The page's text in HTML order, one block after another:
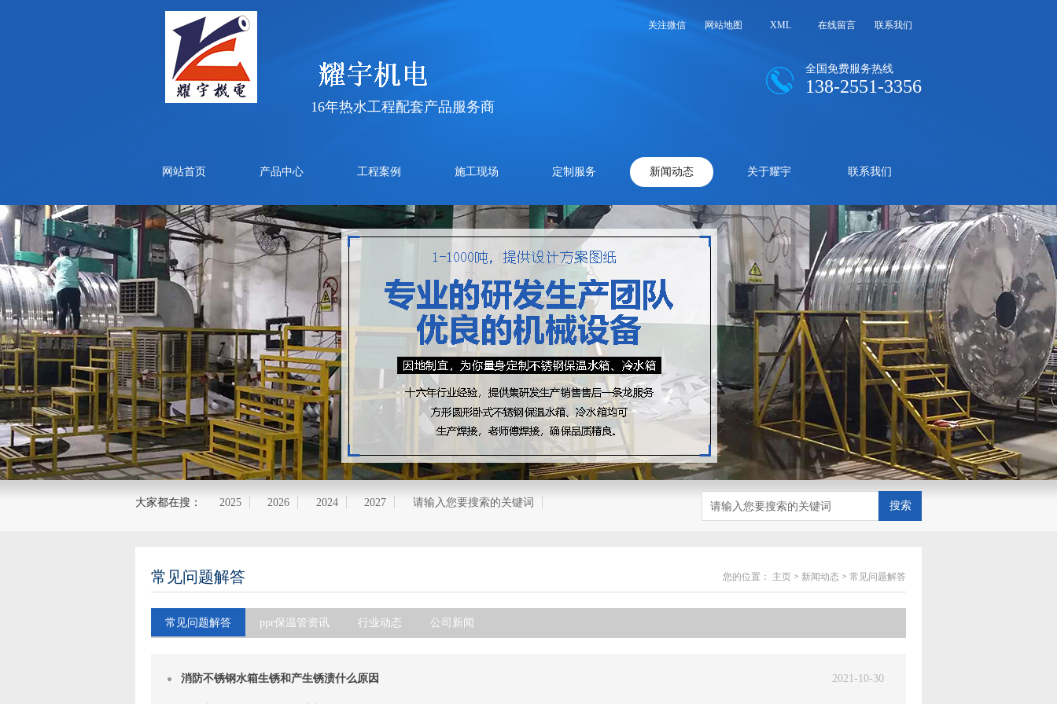
16年热水工程配套产品服务商
关注微信 网站地图 XML 在线留言 联系我们
全国免费服务热线
138-2551-3356
网站首页 产品中心 工程案例 施工现场 定制服务 新闻动态 关于耀宇 联系我们
大家都在搜： 2025 2026 2024 2027 请输入您要搜索的关键词 搜索
常见问题解答 您的位置： 主页 > 新闻动态 > 常见问题解答
常见问题解答 ppr保温管资讯 行业动态 公司新闻
2021-10-30
消防不锈钢水箱生锈和产生锈渍什么原因